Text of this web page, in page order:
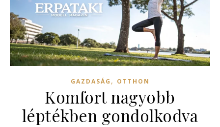
GAZDASÁG , OTTHON
Komfort nagyobb
léptékben gondolkodva